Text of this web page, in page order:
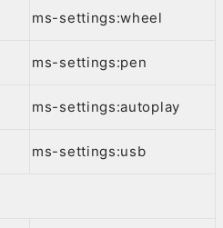
ms-settings:wheel
ms-settings:pen
ms-settings:autoplay
ms-settings:usb